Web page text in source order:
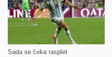
Sada se čeka rasplet